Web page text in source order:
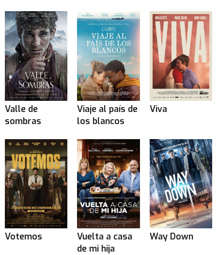
Valle de
sombras
Viaje al país de
los blancos
Viva
Votemos
Vuelta a casa
de mi hija
Way Down